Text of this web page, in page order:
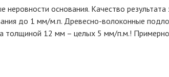
основания. Качество
до 1 мм/м.п. Древесно-волоконные
12 мм – целых 5 мм/п.м.!